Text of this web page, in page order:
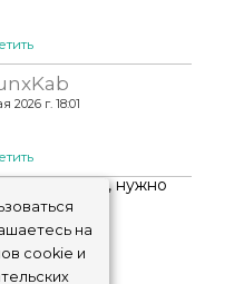
2026 г. 18:01
нужно
на
cookie и